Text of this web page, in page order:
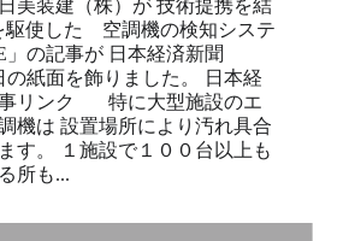
美装建（株）が 技術提携を結
駆使した 空調機の検知システ
」の記事が 日本経済新聞
の紙面を飾りました。 日本経
ンク 特に大型施設のエ
機は 設置場所により汚れ具合
す。 １施設で１００台以上も
所も...